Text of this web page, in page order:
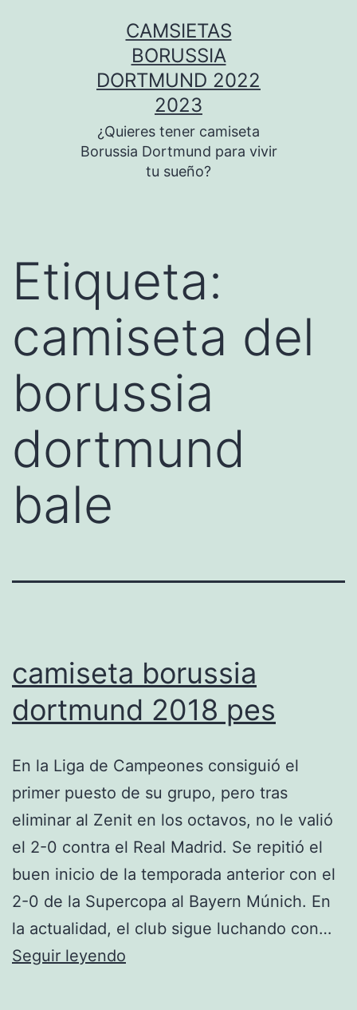
CAMSIETAS
BORUSSIA
DORTMUND 2022
2023
¿Quieres tener camiseta
Borussia Dortmund para vivir
tu sueño?
Etiqueta:
camiseta del
borussia
dortmund
bale
camiseta borussia
dortmund 2018 pes
En la Liga de Campeones consiguió el
primer puesto de su grupo, pero tras
eliminar al Zenit en los octavos, no le valió
el 2-0 contra el Real Madrid. Se repitió el
buen inicio de la temporada anterior con el
2-0 de la Supercopa al Bayern Múnich. En
la actualidad, el club sigue luchando con…
Seguir leyendo